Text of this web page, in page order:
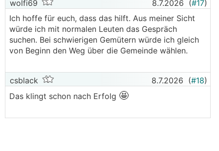
wolfi69 8.7.2026 (#17)
Ich hoffe für euch, dass das hilft. Aus meiner Sicht
würde ich mit normalen Leuten das Gespräch
suchen. Bei schwierigen Gemütern würde ich gleich
von Beginn den Weg über die Gemeinde wählen.
csblack 8.7.2026 (#18)
Das klingt schon nach Erfolg 🤩